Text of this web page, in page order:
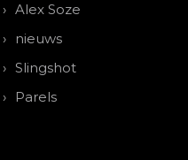
Alex Soze
nieuws
Slingshot
Parels